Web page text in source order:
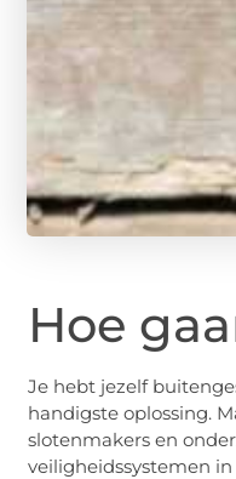
Hoe
Je hebt jezelf
handigste oplossing.
slotenmakers en
veiligheidssystemen